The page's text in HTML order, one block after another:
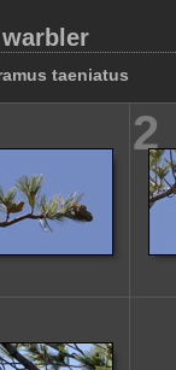
taeniatus
2